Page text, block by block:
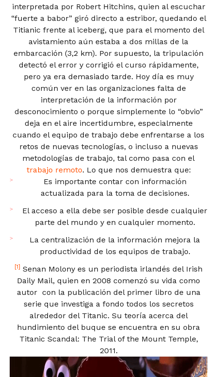
interpretada por Robert Hitchins, quien al escuchar
“fuerte a babor” giró directo a estribor, quedando el
Titianic frente al iceberg, que para el momento del
avistamiento aún estaba a dos millas de la
embarcación (3,2 km). Por supuesto, la tripulación
detectó el error y corrigió el curso rápidamente,
pero ya era demasiado tarde. Hoy día es muy
común ver en las organizaciones falta de
interpretación de la información por
desconocimiento o porque simplemente lo “obvio”
deja en el aire incertidumbre, especialmente
cuando el equipo de trabajo debe enfrentarse a los
retos de nuevas tecnologías, o incluso a nuevas
metodologías de trabajo, tal como pasa con el
trabajo remoto. Lo que nos demuestra que:
Es importante contar con información
actualizada para la toma de decisiones.
El acceso a ella debe ser posible desde cualquier
parte del mundo y en cualquier momento.
La centralización de la información mejora la
productividad de los equipos de trabajo.
[1] Senan Molony es un periodista irlandés del Irish
Daily Mail, quien en 2008 comenzó su vida como
autor con la publicación del primer libro de una
serie que investiga a fondo todos los secretos
alrededor del Titanic. Su teoría acerca del
hundimiento del buque se encuentra en su obra
Titanic Scandal: The Trial of the Mount Temple,
2011.